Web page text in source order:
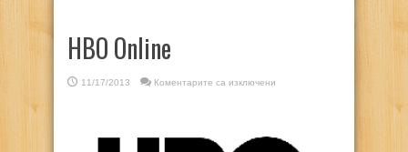
HBO Online
11/17/2013 Коментарите са изключени